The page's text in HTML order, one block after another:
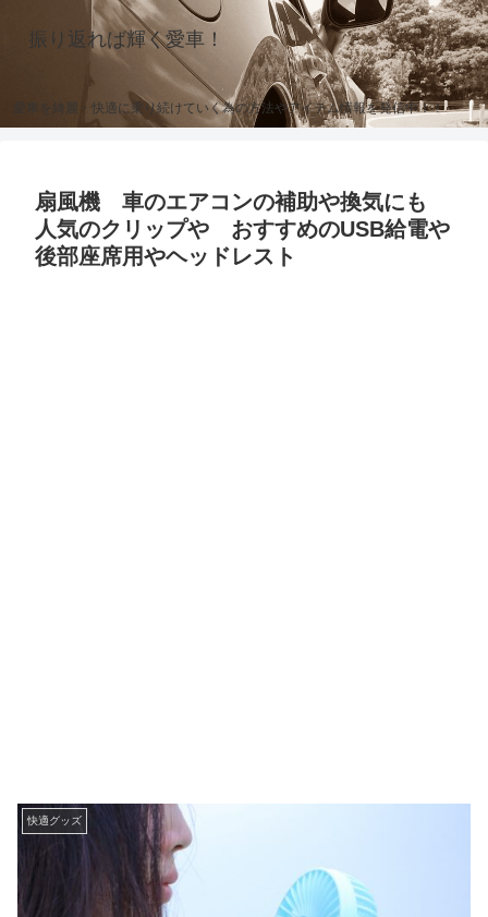
振り返れば輝く愛車！
愛車を綺麗・快適に乗り続けていく為の方法やアイテム情報を発信中！！
扇風機 車のエアコンの補助や換気にも
人気のクリップや おすすめのUSB給電や
後部座席用やヘッドレスト
快適グッズ